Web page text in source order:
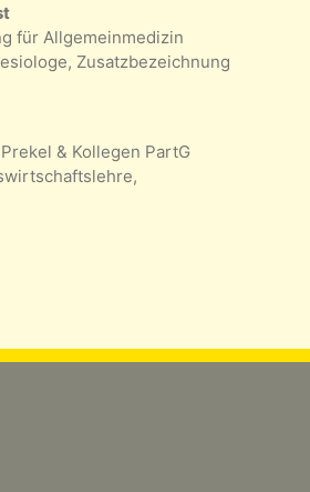
für Allgemeinmedizin
Zusatzbezeichnung
& Kollegen PartG